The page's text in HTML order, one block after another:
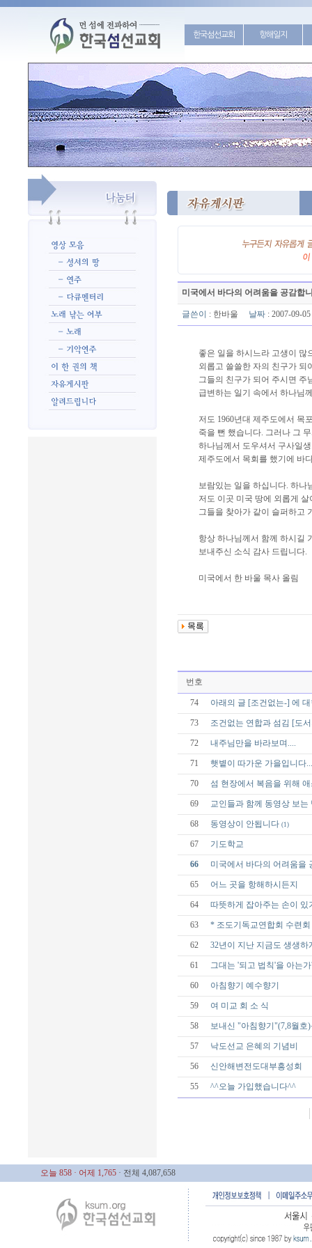
한국섬선교회 항해일지
미국에서 바다의 어려움을 공감합
글쓴이 : 한바울 날짜 : 2007-09-
좋은 일을 하시느라 고생이 많
외롭고 쓸쓸한 자의 친구가 되
그들의 친구가 되어 주시면 주
급변하는 일기 속에서 하나님
저도 1960년대 제주도에서 목
죽을 뻔 했습니다. 그러나 그
하나님께서 도우셔서 구사일
제주도에서 목회를 했기에 바
보람있는 일을 하십니다. 하나
저도 이곳 미국 땅에 외롭게
그들을 찾아가 같이 슬퍼하고
항상 하나님께서 함께 하시길
보내주신 소식 감사 드립니다.
미국에서 한 바울 목사 올림
번호
74 아래의 글 [조건없는-] 에
73 조건없는 연합과 섬김 [도
72 내주님만을 바라보며....
71 햇볕이 따가운 가을입니다
70 섬 현장에서 복음을 위해
69 교인들과 함께 동영상 보는
68 동영상이 안됩니다 (1)
67 기도학교
66 미국에서 바다의 어려움을
65 어느 곳을 항해하시든지
64 따뜻하게 잡아주는 손이 있
63 * 조도기독교연합회 수련
62 32년이 지난 지금도 생생
61 그대는 '되고 법칙'을 아는가
60 아침향기 예수향기
59 여 미교 회 소 식
58 보내신 "아침향기"(7,8월호
57 낙도선교 은혜의 기념비
56 신안해변전도대부흥성회
55 ^^오늘 가입했습니다^^
오늘 858 · 어제 1,765 · 전체 4,087,658